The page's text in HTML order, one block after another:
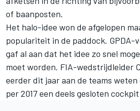
of baanposten.
Het halo-idee won de afgelopen
populariteit in de paddock.
gaf al aan dat het idee zo snel
moet worden. FIA-wedstrijdleider
eerder dit jaar aan de teams
per 2017 een deels gesloten